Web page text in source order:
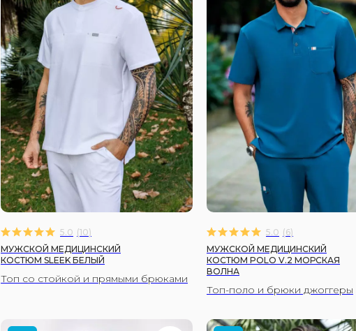
5.0 (10)
МУЖСКОЙ МЕДИЦИНСКИЙ
КОСТЮМ SLEEK БЕЛЫЙ
Топ со стойкой и прямыми брюками
5.0 (6)
МУЖСКОЙ МЕДИЦИНСКИЙ
КОСТЮМ POLO V.2 МОРСКАЯ
ВОЛНА
Топ-поло и брюки джоггеры